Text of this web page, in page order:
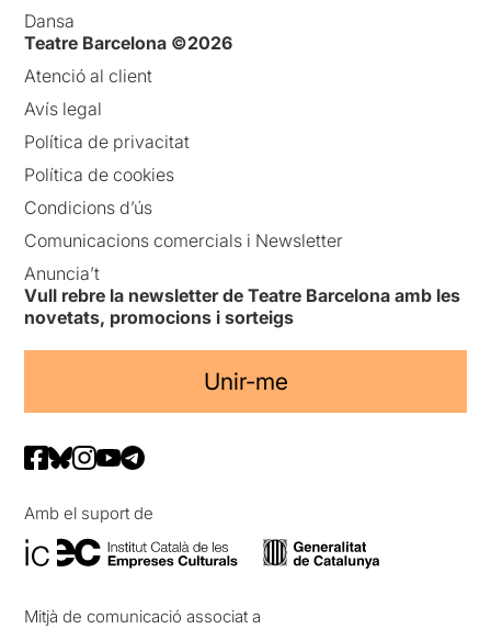
Dansa
Teatre Barcelona ©2026
Atenció al client
Avís legal
Política de privacitat
Política de cookies
Condicions d’ús
Comunicacions comercials i Newsletter
Anuncia’t
Vull rebre la newsletter de Teatre Barcelona amb les
novetats, promocions i sorteigs
Unir-me
Amb el suport de
Mitjà de comunicació associat a